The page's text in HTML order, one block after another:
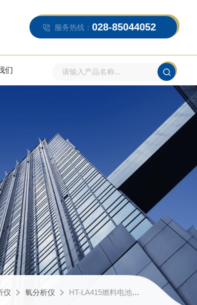
服务热线： 028-85044052
们
仪 氧分析仪 HT-LA415燃料电池氧分析仪